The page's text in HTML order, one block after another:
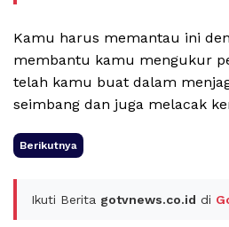
Kamu harus memantau ini
membantu kamu mengukur
telah kamu buat dalam
seimbang dan juga melacak
Berikutnya
Ikuti Berita gotvnews.co.id di